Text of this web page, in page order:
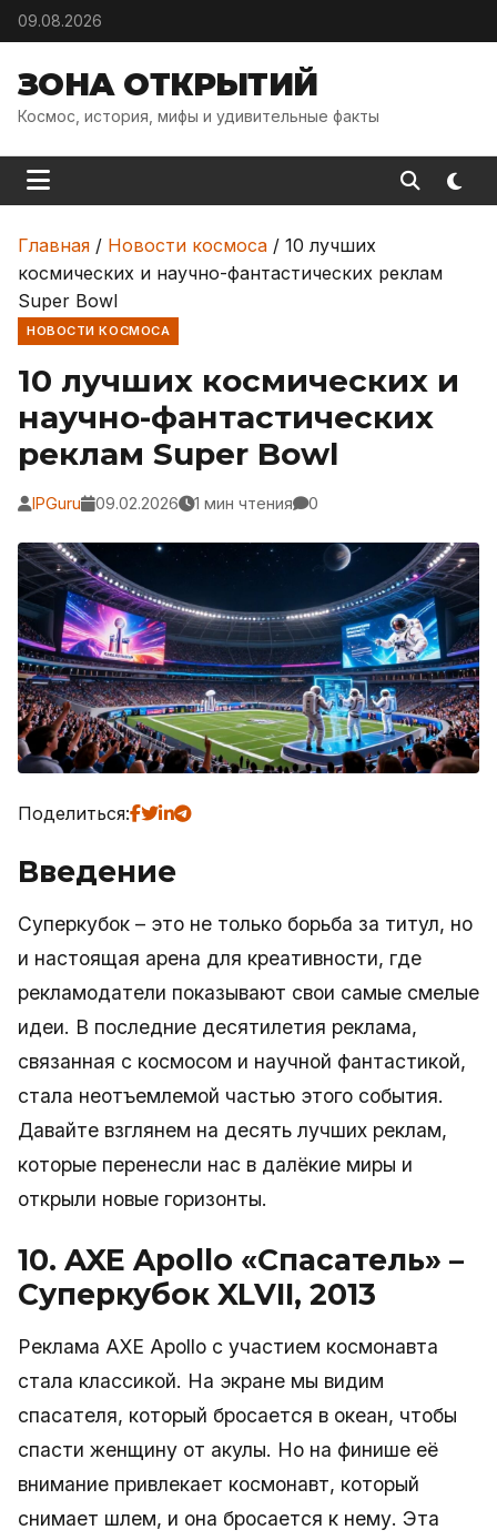
Skip to content
09.08.2026
ЗОНА ОТКРЫТИЙ
Космос, история, мифы и удивительные факты
Главная / Новости космоса / 10 лучших
космических и научно-фантастических реклам
Super Bowl
НОВОСТИ КОСМОСА
10 лучших космических и
научно-фантастических
реклам Super Bowl
IPGuru 09.02.2026 1 мин чтения 0
Поделиться:
Введение
Суперкубок – это не только борьба за титул, но
и настоящая арена для креативности, где
рекламодатели показывают свои самые смелые
идеи. В последние десятилетия реклама,
связанная с космосом и научной фантастикой,
стала неотъемлемой частью этого события.
Давайте взглянем на десять лучших реклам,
которые перенесли нас в далёкие миры и
открыли новые горизонты.
10. AXE Apollo «Спасатель» –
Суперкубок XLVII, 2013
Реклама AXE Apollo с участием космонавта
стала классикой. На экране мы видим
спасателя, который бросается в океан, чтобы
спасти женщину от акулы. Но на финише её
внимание привлекает космонавт, который
снимает шлем, и она бросается к нему. Эта